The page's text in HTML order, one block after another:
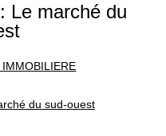
Le marché du
du sud-ouest